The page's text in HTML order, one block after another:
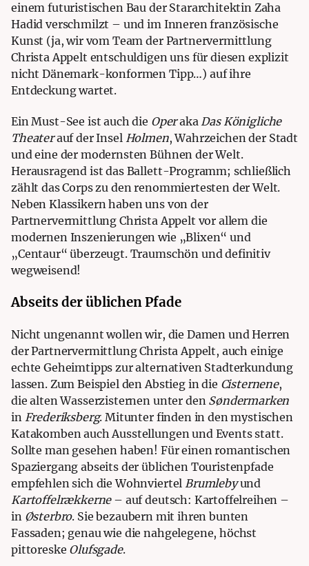
einem futuristischen Bau der Stararchitektin Zaha
Hadid verschmilzt – und im Inneren französische
Kunst (ja, wir vom Team der Partnervermittlung
Christa Appelt entschuldigen uns für diesen explizit
nicht Dänemark-konformen Tipp…) auf ihre
Entdeckung wartet.
Ein Must-See ist auch die OperakaDas Königliche
Theaterauf der Insel Holmen, Wahrzeichen der Stadt
und eine der modernsten Bühnen der Welt.
Herausragend ist das Ballett-Programm; schließlich
zählt das Corps zu den renommiertesten der Welt.
Neben Klassikern haben uns von der
Partnervermittlung Christa Appelt vor allem die
modernen Inszenierungen wie „Blixen“ und
„Centaur“ überzeugt. Traumschön und definitiv
wegweisend!
Abseits der üblichen Pfade
Nicht ungenannt wollen wir, die Damen und Herren
derPartnervermittlung Christa Appelt, auch einige
echte Geheimtipps zur alternativen Stadterkundung
lassen. Zum Beispiel den Abstieg in die Cisternene,
die alten Wasserzisternen unter den Søndermarken
in Frederiksberg. Mitunter finden in den mystischen
Katakomben auch Ausstellungen und Events statt.
Sollte man gesehen haben! Für einen romantischen
Spaziergang abseits der üblichen Touristenpfade
empfehlen sich die WohnviertelBrumlebyund
Kartoffelrækkerne– auf deutsch: Kartoffelreihen –
in Østerbro. Sie bezaubern mit ihren bunten
Fassaden; genau wie die nahgelegene, höchst
pittoreske Olufsgade.